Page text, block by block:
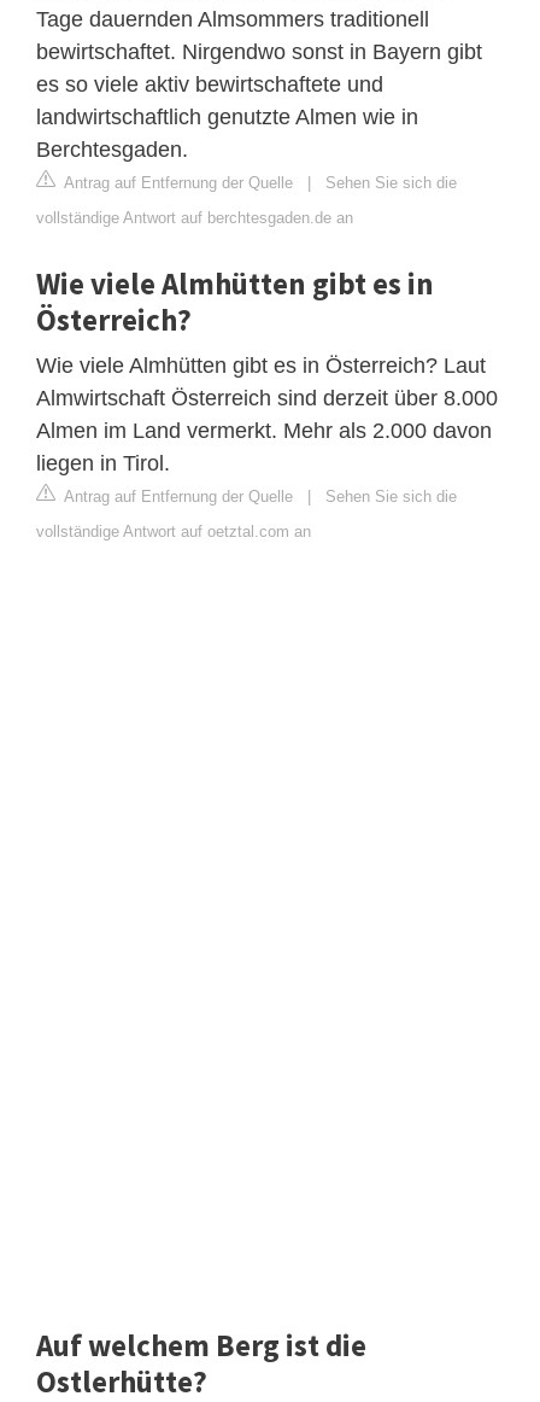
Tage dauernden Almsommers traditionell
bewirtschaftet. Nirgendwo sonst in Bayern gibt
es so viele aktiv bewirtschaftete und
landwirtschaftlich genutzte Almen wie in
Berchtesgaden.
Antrag auf Entfernung der Quelle | Sehen Sie sich die
vollständige Antwort auf berchtesgaden.de an
Wie viele Almhütten gibt es in
Österreich?
Wie viele Almhütten gibt es in Österreich? Laut
Almwirtschaft Österreich sind derzeit über 8.000
Almen im Land vermerkt. Mehr als 2.000 davon
liegen in Tirol.
Antrag auf Entfernung der Quelle | Sehen Sie sich die
vollständige Antwort auf oetztal.com an
Auf welchem Berg ist die
Ostlerhütte?